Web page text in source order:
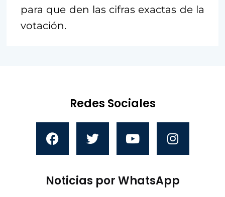
para que den las cifras exactas de la
votación.
Redes Sociales
Noticias por WhatsApp